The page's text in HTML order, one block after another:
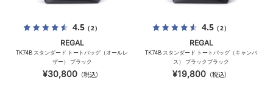
4.5（2）
REGAL
TK74B スタンダード トートバッグ（オールレ
ザー） ブラック
¥30,800（税込）
4.5（2）
REGAL
TK74B スタンダード トートバッグ（キャンバ
ス） ブラックブラック
¥19,800（税込）